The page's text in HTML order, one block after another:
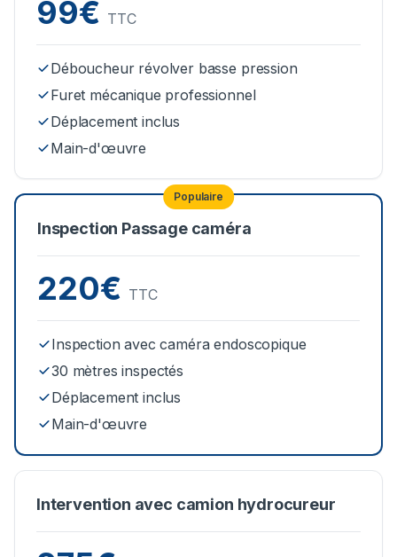
99€ TTC
Déboucheur révolver basse pression
Furet mécanique professionnel
Déplacement inclus
Main-d'œuvre
Populaire
Inspection Passage caméra
220€ TTC
Inspection avec caméra endoscopique
30 mètres inspectés
Déplacement inclus
Main-d'œuvre
Intervention avec camion hydrocureur